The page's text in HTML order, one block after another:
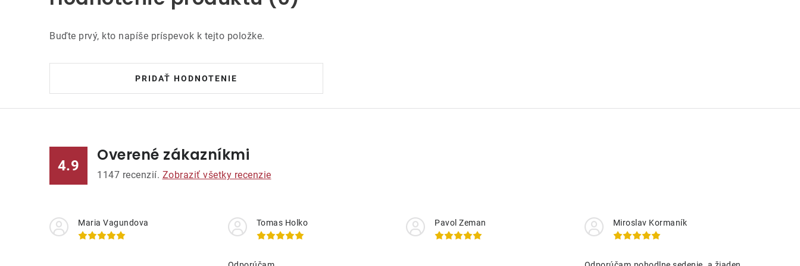
Buďte prvý, kto napíše príspevok k tejto položke.
PRIDAŤ HODNOTENIE
4.9
Overené zákazníkmi
1147 recenzií. Zobraziť všetky recenzie
Maria Vagundova Tomas Holko Pavol Zeman Miroslav Kormaník